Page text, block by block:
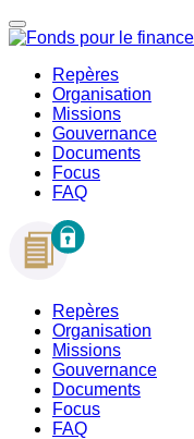
Repères
Organisation
Missions
Gouvernance
Documents
Focus
FAQ
Repères
Organisation
Missions
Gouvernance
Documents
Focus
FAQ